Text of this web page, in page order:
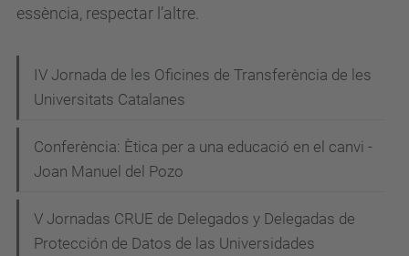
n
i
j
essència, respectar l’altre.
v
g
IV Jornada de les Oficines de Transferència de les
Universitats Catalanes
Conferència: Ètica per a una educació en el canvi -
Joan Manuel del Pozo
V Jornadas CRUE de Delegados y Delegadas de
Protección de Datos de las Universidades